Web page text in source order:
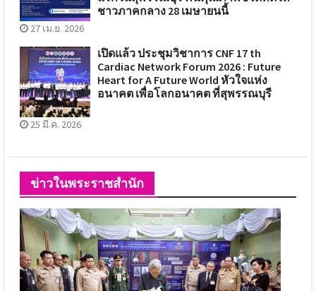
ชาวภาคกลาง 28 เมษายนนี้
27 เม.ย. 2026
เปิดแล้ว ประชุมวิชาการ CNF 17 th
Cardiac Network Forum 2026 : Future
Heart for A Future World หัวใจแห่ง
อนาคต เพื่อโลกอนาคต ที่สุพรรณบุรี
25 มี.ค. 2026
ข่าวในพระราชสำนัก